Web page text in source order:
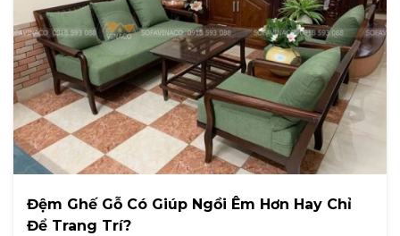
Đệm Ghế Gỗ Có Giúp Ngồi Êm Hơn Hay Chỉ
Để Trang Trí?